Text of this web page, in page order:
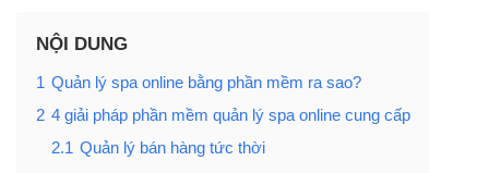
NỘI DUNG
1 Quản lý spa online bằng phần mềm ra sao?
2 4 giải pháp phần mềm quản lý spa online cung cấp
2.1 Quản lý bán hàng tức thời